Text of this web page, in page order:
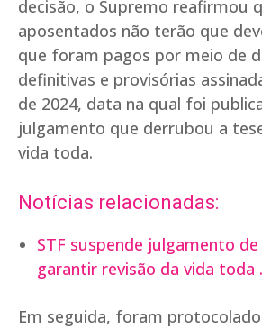
decisão, o Supremo reafirmou
aposentados não terão que
que foram pagos por meio de
definitivas e provisórias
de 2024, data na qual foi
julgamento que derrubou a
vida toda.
Notícias relacionadas:
STF suspende julgamento
garantir revisão da vida toda .
Em seguida, foram